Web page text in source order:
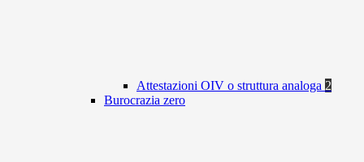
Attestazioni OIV o struttura analoga 2
Burocrazia zero